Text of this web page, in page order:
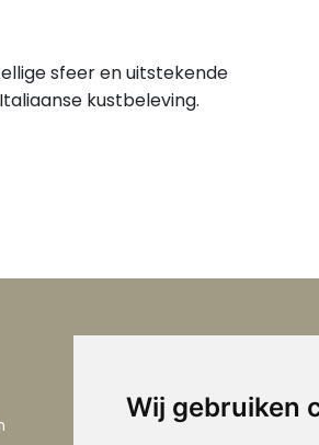
Wij gebruiken
sfeer en uitstekende
kustbeleving.
Over Le Marche
Vakantie Le Marche